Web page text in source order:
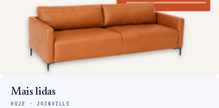
Mais lidas
HOJE · JOINVILLE